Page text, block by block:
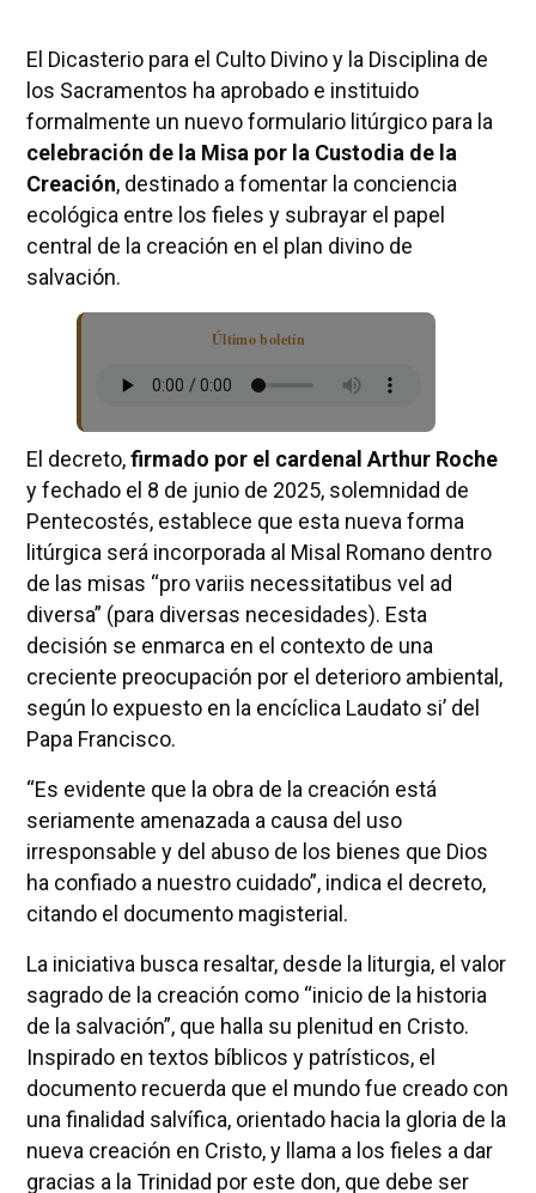
El Dicasterio para el Culto Divino y la Disciplina de
los Sacramentos ha aprobado e instituido
formalmente un nuevo formulario litúrgico para la
celebración de la Misa por la Custodia de la
Creación, destinado a fomentar la conciencia
ecológica entre los fieles y subrayar el papel
central de la creación en el plan divino de
salvación.
Último boletín
El decreto,firmado por el cardenal Arthur Roche
y fechado el 8 de junio de 2025, solemnidad de
Pentecostés, establece que esta nueva forma
litúrgica será incorporada al Misal Romano dentro
de las misas “pro variis necessitatibus vel ad
diversa” (para diversas necesidades). Esta
decisión se enmarca en el contexto de una
creciente preocupación por el deterioro ambiental,
según lo expuesto en la encíclica Laudato si’ del
Papa Francisco.
“Es evidente que la obra de la creación está
seriamente amenazada a causa del uso
irresponsable y del abuso de los bienes que Dios
ha confiado a nuestro cuidado”, indica el decreto,
citando el documento magisterial.
La iniciativa busca resaltar, desde la liturgia, el valor
sagrado de la creación como “inicio de la historia
de la salvación”, que halla su plenitud en Cristo.
Inspirado en textos bíblicos y patrísticos, el
documento recuerda que el mundo fue creado con
una finalidad salvífica, orientado hacia la gloria de la
nueva creación en Cristo, y llama a los fieles a dar
gracias a la Trinidad por este don, que debe ser